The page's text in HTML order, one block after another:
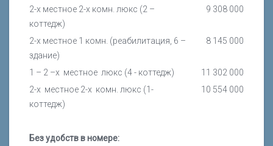
2-х местное 2-х комн. люкс (2 –
коттедж)
9 308 000
2-х местное 1 комн. (реабилитация, 6 –
здание)
8 145 000
1 – 2 –х местное люкс (4 - коттедж)
11 302 000
2-х местное 2-х комн. люкс (1-
коттедж)
10 554 000
Без удобств в номере: